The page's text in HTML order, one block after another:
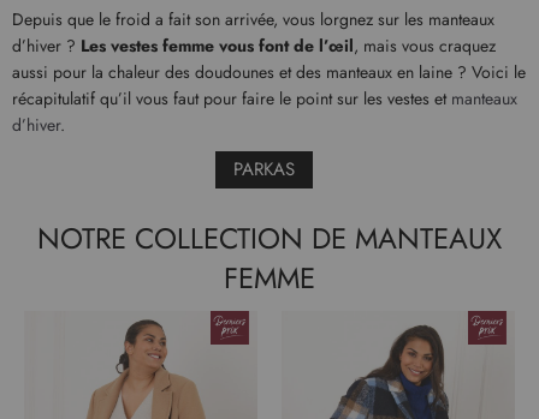
Depuis que le froid a fait son arrivée, vous lorgnez sur les manteaux
d’hiver ? Les vestes femme vous font de l’œil, mais vous craquez
aussi pour la chaleur des doudounes et des manteaux en laine ? Voici le
récapitulatif qu’il vous faut pour faire le point sur les vestes et manteaux
d’hiver.
PARKAS
NOTRE COLLECTION DE MANTEAUX
FEMME